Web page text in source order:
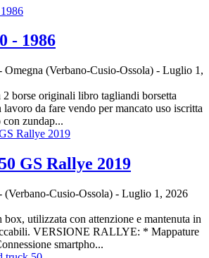
- 1986
Omegna (Verbano-Cusio-Ossola) - Luglio 1,
2 borse originali libro tagliandi borsetta
lavoro da fare vendo per mancato uso iscritta
con zundap...
GS Rallye 2019
(Verbano-Cusio-Ossola) - Luglio 1, 2026
box, utilizzata con attenzione e mantenuta in
VERSIONE RALLYE: * Mappature
smartpho...